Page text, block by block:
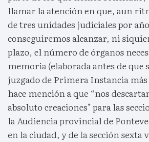
llamar la atención en que, aun
de tres unidades judiciales por
conseguiremos alcanzar, ni
plazo, el número de órganos
memoria (elaborada antes de que
juzgado de Primera Instancia más
hace mención a que “nos
absoluto creaciones" para las
la Audiencia provincial de
en la ciudad, y de la sección sexta